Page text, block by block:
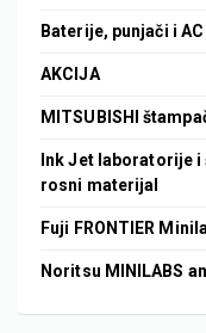
Baterije, punjači i
AKCIJA
MITSUBISHI
Ink Jet laboratorije
rosni materijal
Fuji FRONTIER
Noritsu MINILABS